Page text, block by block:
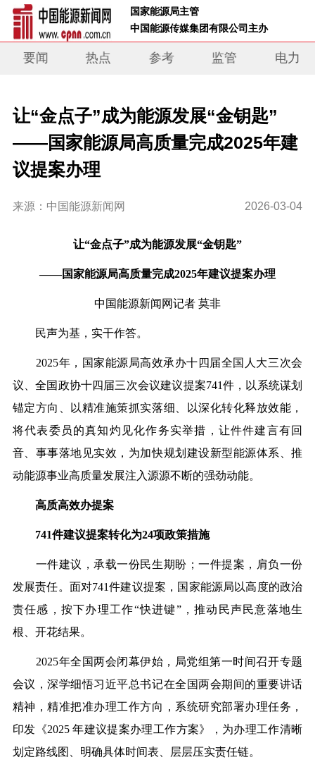
国家能源局主管
中国能源传媒集团有限公司主办
要闻 热点 参考 监管 电力
让“金点子”成为能源发展“金钥匙”
——国家能源局高质量完成2025年建
议提案办理
来源：中国能源新闻网 2026-03-04
让“金点子”成为能源发展“金钥匙”
——国家能源局高质量完成2025年建议提案办理
中国能源新闻网记者 莫非
民声为基，实干作答。
2025年，国家能源局高效承办十四届全国人大三次会
议、全国政协十四届三次会议建议提案741件，以系统谋划
锚定方向、以精准施策抓实落细、以深化转化释放效能，
将代表委员的真知灼见化作务实举措，让件件建言有回
音、事事落地见实效，为加快规划建设新型能源体系、推
动能源事业高质量发展注入源源不断的强劲动能。
高质高效办提案
741件建议提案转化为24项政策措施
一件建议，承载一份民生期盼；一件提案，肩负一份
发展责任。面对741件建议提案，国家能源局以高度的政治
责任感，按下办理工作“快进键”，推动民声民意落地生
根、开花结果。
2025年全国两会闭幕伊始，局党组第一时间召开专题
会议，深学细悟习近平总书记在全国两会期间的重要讲话
精神，精准把准办理工作方向，系统研究部署办理任务，
印发《2025年建议提案办理工作方案》，为办理工作清晰
划定路线图、明确具体时间表、层层压实责任链。